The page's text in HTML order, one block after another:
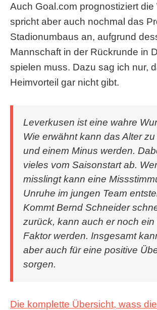
Auch Goal.com prognostiziert die
spricht aber auch nochmal das
Stadionumbaus an, aufgrund
Mannschaft in der Rückrunde in
spielen muss. Dazu sag ich nur,
Heimvorteil gar nicht gibt.
Leverkusen ist eine wahre
Wie erwähnt kann das Alter
und einem Minus werden.
vieles vom Saisonstart ab.
misslingt kann eine
Unruhe im jungen Team
Kommt Bernd Schneider
zurück, kann auch er noch ein
Faktor werden. Insgesamt
aber auch für eine positive
sorgen.
Die komplette Übersicht, wass